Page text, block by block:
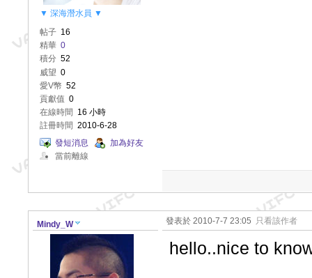
▼ 深海潛水員 ▼
帖子 16
精華 0
積分 52
威望 0
愛V幣 52
貢獻值 0
在線時間
16 小時
註冊時間 2010-6-28
發短消息
加為好友
當前離線
Mindy_W 發表於 2010-7-7 23:05 只看該作者
hello..nice to